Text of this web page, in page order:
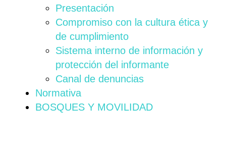
Presentación
Compromiso con la cultura ética y
de cumplimiento
Sistema interno de información y
protección del informante
Canal de denuncias
Normativa
BOSQUES Y MOVILIDAD